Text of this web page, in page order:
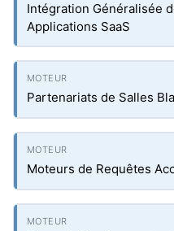
Intégration Généralisée
Applications SaaS
Partenariats de Salles
Moteurs de Requêtes